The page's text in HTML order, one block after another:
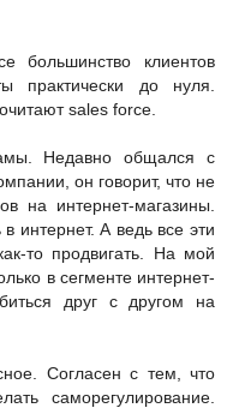
большинство клиентов
практически до нуля.
sales force.
Недавно общался с
он говорит, что не
на интернет-магазины.
интернет. А ведь все эти
то продвигать. На мой
в сегменте интернет-
друг с другом на
Согласен с тем, что
саморегулирование.